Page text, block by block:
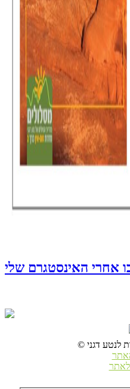
אחרי האינסטגרם שלי
לנטע דגני